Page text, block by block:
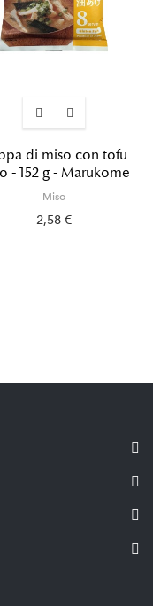
di miso con tofu
- 152 g - Marukome
Miso
2,58 €